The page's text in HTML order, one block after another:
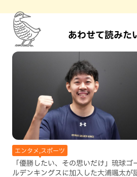
あわせて読みた
エンタメ,スポーツ
「優勝したい、その思いだけ」琉球ゴ
ルデンキングスに加入した大浦颯太が